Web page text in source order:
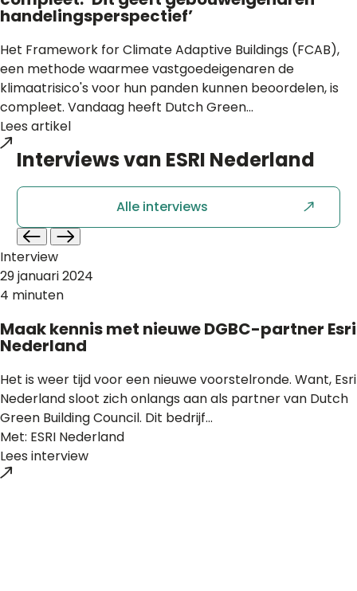
handelingsperspectief’
Het Framework for Climate Adaptive Buildings (FCAB),
een methode waarmee vastgoedeigenaren de
klimaatrisico's voor hun panden kunnen beoordelen, is
compleet. Vandaag heeft Dutch Green...
Lees artikel
Interviews van ESRI Nederland
Alle interviews
Interview
29 januari 2024
4 minuten
Maak kennis met nieuwe DGBC-partner Esri
Nederland
Het is weer tijd voor een nieuwe voorstelronde. Want, Esri
Nederland sloot zich onlangs aan als partner van Dutch
Green Building Council. Dit bedrijf...
Met: ESRI Nederland
Lees interview